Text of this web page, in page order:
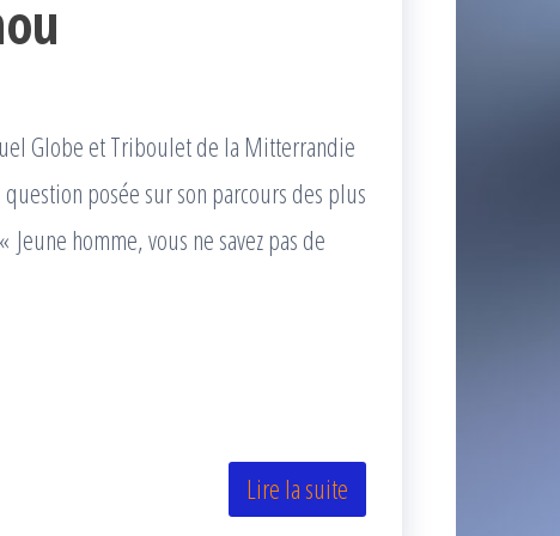
Globe et Triboulet de la Mitterrandie
posée sur son parcours des plus
homme, vous ne savez pas de
Lire la suite